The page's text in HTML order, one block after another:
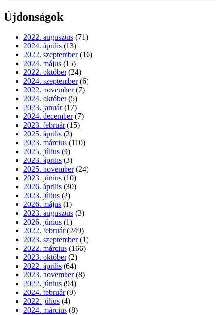
Újdonságok
2022. augusztus (71)
2024. április (13)
2022. szeptember (16)
2024. május (15)
2022. október (24)
2024. szeptember (6)
2022. november (7)
2024. október (5)
2023. január (17)
2024. december (7)
2023. február (15)
2025. április (2)
2023. március (110)
2025. július (9)
2023. április (3)
2025. november (24)
2023. június (10)
2026. április (30)
2023. július (2)
2026. május (1)
2023. augusztus (3)
2026. június (1)
2022. február (249)
2023. szeptember (1)
2022. március (166)
2023. október (2)
2022. április (64)
2023. november (8)
2022. június (94)
2024. február (9)
2022. július (4)
2024. március (8)